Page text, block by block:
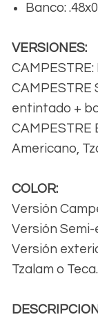
Banco:
VERSIONES:
CAMPESTRE
entintado +
CAMPESTRE
Americano,
COLOR:
Versión
Versión
Versión
Tzalam o Teca.